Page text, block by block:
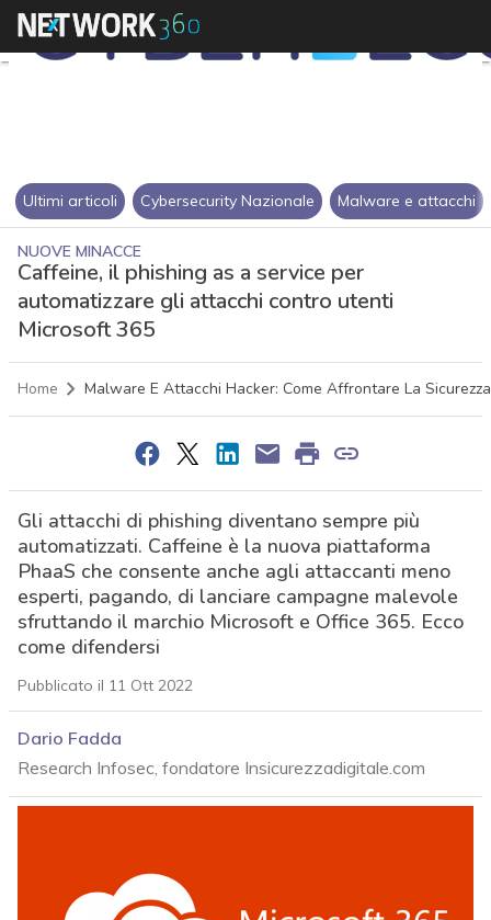
Ultimi articoli Cybersecurity Nazionale Malware e attacchi
NUOVE MINACCE
Caffeine, il phishing as a service per
automatizzare gli attacchi contro utenti
Microsoft 365
Home Malware E Attacchi Hacker: Come Affrontare La
Gli attacchi di phishing diventano sempre più
automatizzati. Caffeine è la nuova piattaforma
PhaaS che consente anche agli attaccanti meno
esperti, pagando, di lanciare campagne malevole
sfruttando il marchio Microsoft e Office 365. Ecco
come difendersi
Pubblicato il 11 Ott 2022
Dario Fadda
Research Infosec, fondatore Insicurezzadigitale.com